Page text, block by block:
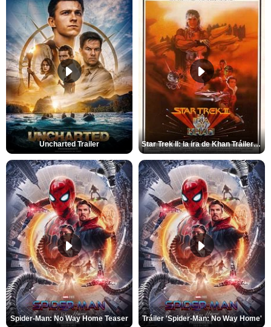
Uncharted Trailer Star Trek II: la ira de Khan Tráiler VO
Spider-Man: No Way Home Teaser Tráiler 'Spider-Man: No Way Home'